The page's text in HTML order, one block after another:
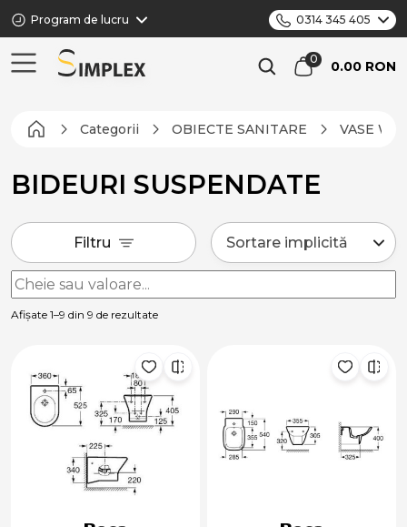
Program de lucru 0314 345 405
0.00 RON
Categorii OBIECTE SANITARE VASE
BIDEURI SUSPENDATE
Afișate 1–9 din 9 de rezultate
Filtru